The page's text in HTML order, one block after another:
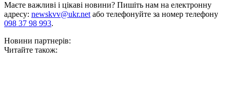
Маєте важливі і цікаві новини? Пишіть нам на електронну
адресу: newskvv@ukr.netабо телефонуйте за номер телефону
098 37 98 993.
Новини партнерів:
Читайте також: